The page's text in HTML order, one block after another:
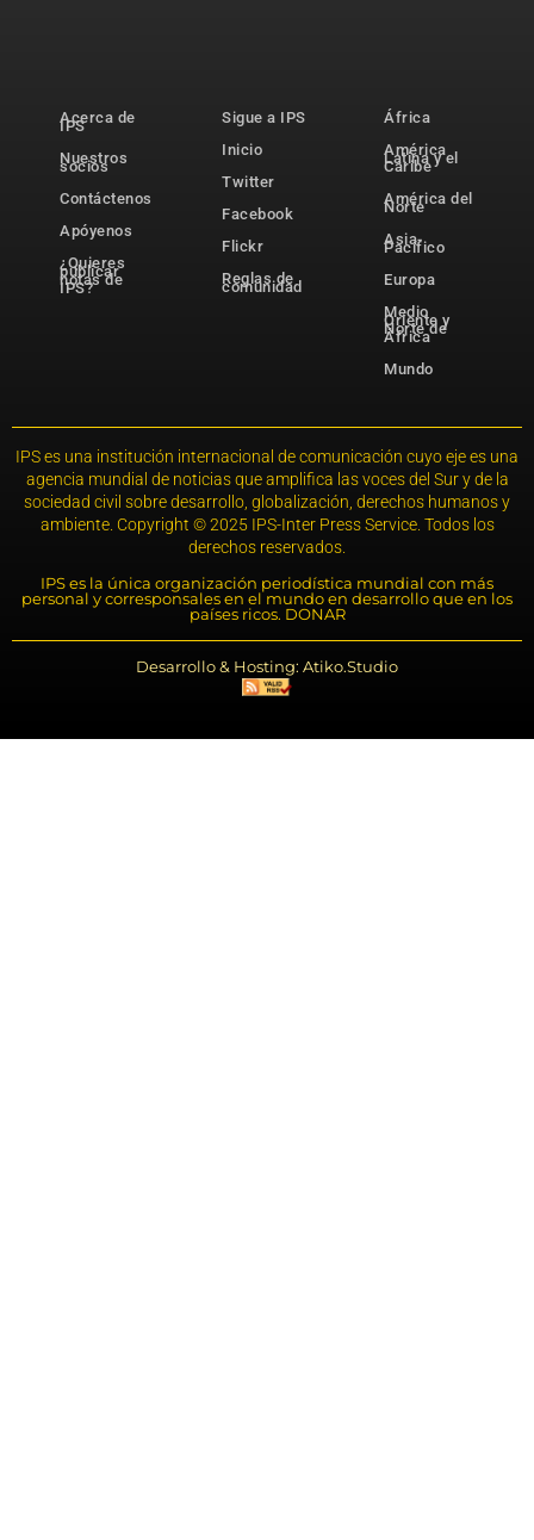
Acerca de
IPS
Nuestros
socios
Contáctenos
Apóyenos
¿Quieres
publicar
notas de
IPS?
Sigue a IPS
Inicio
Twitter
Facebook
Flickr
Reglas de
comunidad
África
América
Latina y el
Caribe
América del
Norte
Asia-
Pacífico
Europa
Medio
Oriente y
Norte de
África
Mundo
IPS es una institución internacional de comunicación cuyo eje es una
agencia mundial de noticias que amplifica las voces del Sur y de la
sociedad civil sobre desarrollo, globalización, derechos humanos y
ambiente. Copyright © 2025 IPS-Inter Press Service. Todos los
derechos reservados.
IPS es la única organización periodística mundial con más
personal y corresponsales en el mundo en desarrollo que en los
países ricos. DONAR
Desarrollo & Hosting: Atiko.Studio